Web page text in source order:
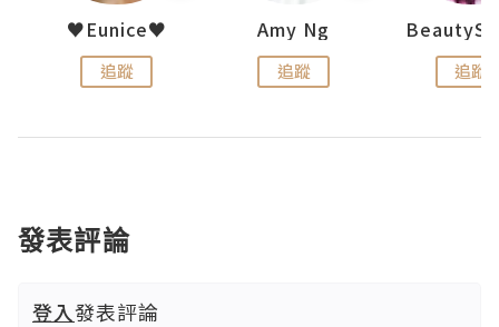
♥Eunice♥
追蹤
Amy Ng
追蹤 追蹤
發表評論
登入發表評論